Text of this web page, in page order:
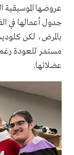
عروضها الموسيقية
بالمرض، لكن
مستمر للعودة رغم
عضلاتها.